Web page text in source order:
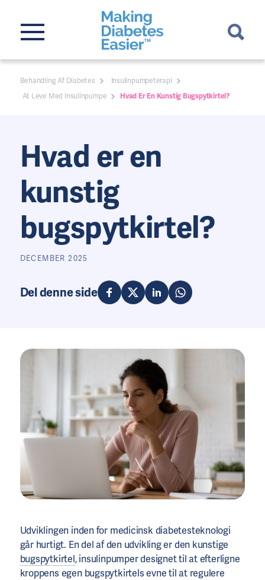
Behandling Af Diabetes
Insulinpumpeterapi
At Leve Med Insulinpumpe
Hvad Er En Kunstig Bugspytkirtel?
Hvad er en
kunstig
bugspytkirtel?
DECEMBER 2025
Del denne side
Udviklingen inden for medicinsk diabetesteknologi
går hurtigt. En del af den udvikling er den kunstige
bugspytkirtel, insulinpumper designet til at efterligne
kroppens egen bugspytkirtels evne til at regulere